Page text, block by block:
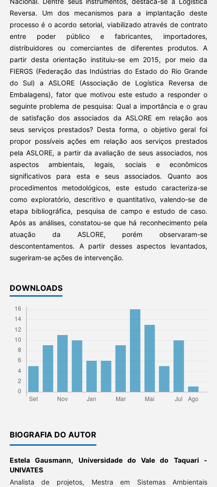
Reversa. Um dos mecanismos para a implantação deste
processo é o acordo setorial, viabilizado através de contrato
entre poder público e fabricantes, importadores,
distribuidores ou comerciantes de diferentes produtos. A
partir desta orientação instituiu-se em 2015, por meio da
FIERGS (Federação das Indústrias do Estado do Rio Grande
do Sul) a ASLORE (Associação de Logística Reversa de
Embalagens), fator que motivou este estudo a responder o
seguinte problema de pesquisa: Qual a importância e o grau
de satisfação dos associados da ASLORE em relação aos
seus serviços prestados? Desta forma, o objetivo geral foi
propor possíveis ações em relação aos serviços prestados
pela ASLORE, a partir da avaliação de seus associados, nos
aspectos ambientais, legais, sociais e econômicos
significativos para esta e seus associados. Quanto aos
procedimentos metodológicos, este estudo caracteriza-se
como exploratório, descritivo e quantitativo, valendo-se de
etapa bibliográfica, pesquisa de campo e estudo de caso.
Após as análises, constatou-se que há reconhecimento pela
atuação da ASLORE, porém observaram-se
descontentamentos. A partir desses aspectos levantados,
sugeriram-se ações de intervenção.
DOWNLOADS
BIOGRAFIA DO AUTOR
Estela Gausmann, Universidade do Vale do Taquari -
UNIVATES
Analista de projetos, Mestra em Sistemas Ambientais